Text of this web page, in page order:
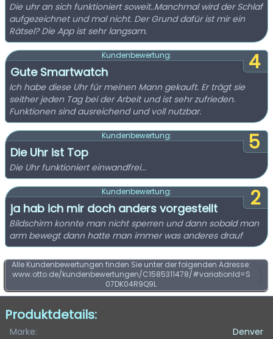
Die uhr an sich funktioniert soweit..Manchmal wird der Schlaf
aufgezeichnet und mal nicht. Der Grund dafür ist mir ein
Rätsel? Die App ist sehr langsam.
4
Kundenbewertung:
Gute Smartwatch
Ich habe diese Uhr für meinen Mann gekauft. Er trägt sie
seither jeden Tag bei der Arbeit und ist sehr zufrieden.
Funktionen sind ausreichend und voll nutzbar.
5
Kundenbewertung:
Die Uhr ist Top
Die Uhr funktioniert einwandfrei...
2
Kundenbewertung:
ja hab ich mir doch anders vorgestellt
Bildschirm konnte man nicht sperren und dann sobald man
arm bewegt dann hatte man immer was anderes drauf
Alle Kundenbewertungen finden Sie unter der folgenden Adresse:
www.otto.de/kundenbewertungen/C1585311478/#variationId=S
07DK04R9Q9L
Produktdetails:
Marke:
Denver